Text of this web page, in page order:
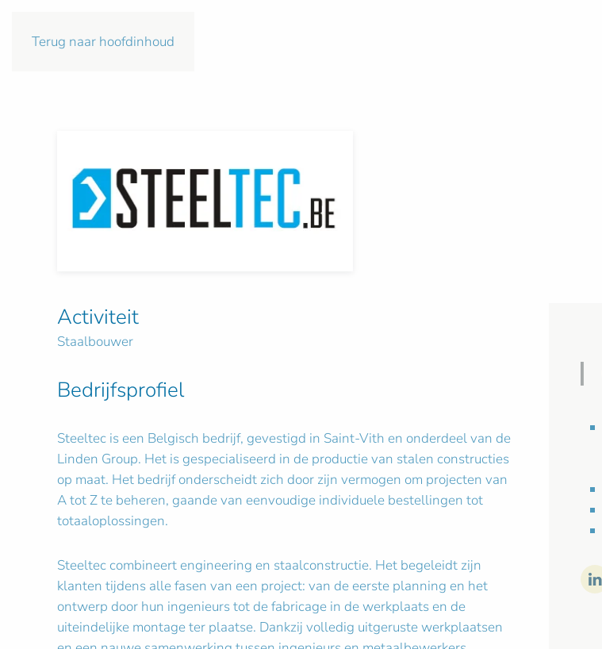
Terug naar hoofdinhoud
Activiteit
Staalbouwer
Bedrijfsprofiel
Steeltec is een Belgisch bedrijf, gevestigd in Saint-Vith en onderdeel van de
Linden Group. Het is gespecialiseerd in de productie van stalen constructies
op maat. Het bedrijf onderscheidt zich door zijn vermogen om projecten van
A tot Z te beheren, gaande van eenvoudige individuele bestellingen tot
totaaloplossingen.
Steeltec combineert engineering en staalconstructie. Het begeleidt zijn
klanten tijdens alle fasen van een project: van de eerste planning en het
ontwerp door hun ingenieurs tot de fabricage in de werkplaats en de
uiteindelijke montage ter plaatse. Dankzij volledig uitgeruste werkplaatsen